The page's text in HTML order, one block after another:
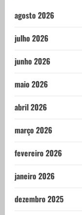
agosto 2026
julho 2026
junho 2026
maio 2026
abril 2026
março 2026
fevereiro 2026
janeiro 2026
dezembro 2025